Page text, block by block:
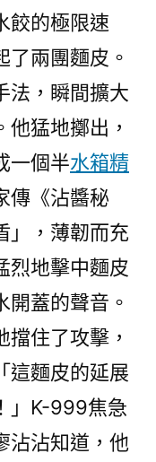
餃的極限速
了兩團麵皮。
法，瞬間擴大
猛地擲出，
一個半水箱精
傳《沾醬秘
」，薄韌而充
烈地擊中麵皮
蓋的聲音。
住了攻擊，
這麵皮的延展
」K-999焦急
沾沾知道，他